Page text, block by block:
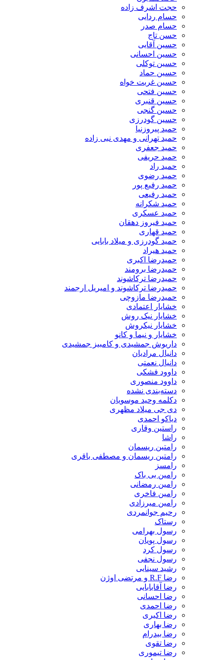
حجت اشرف زاده
حسام ردایی
حسام صدر
حسن تاج
حسین آقایی
حسین احسانی
حسین توکلی
حسین حماد
حسین غربت خواه
حسین فتحی
حسین قنبری
حسین گنجی
حسین گودرزی
حمید پیروزنیا
حمید تهرانی و مهدی نبی زاده
حمید جعفری
حمید حریفی
حمید راد
حمید رضوی
حمید رفیع پور
حمید رفیعی
حمید شکرانه
حمید عسکری
حمید فیروز دهقان
حمید قهاری
حمید گودرزی و میلاد بابایی
حمید هیراد
حمیدرضا اکبری
حمیدرضا برومند
حمیدرضا ترکاشوند
حمیدرضا ترکاشوند و امیریل ارجمند
حمیدرضا مازوچی
خشایار اعتمادی
خشایار نیک روش
خشایار نیکروش
خشایار و نیما و کانو
داریوش جمشیدی و کامبیز جمشیدی
دانیال مرادیان
دانیال نعمتی
داوود فشکی
داوود منصوری
دسته‌بندی نشده
دکلمه وحید موسویان
دی جی میلاد مظهری
دیاکو احمدی
راستین وقاری
راشا
رامتین ریسمان
رامتین ریسمان و مصطفی باقری
رامسز
رامین بی باک
رامین رمضانی
رامین فاخری
رامین میرزادی
رحیم جوانمردی
رستاک
رسول بهرامی
رسول پویان
رسول کرد
رسول نجفی
رشید سینایی
رضا R.F و مرتضی اوژن
رضا آقابابایی
رضا احسانی
رضا احمدی
رضا اکبری
رضا بهاری
رضا بیدرام
رضا تقوی
رضا تیموری